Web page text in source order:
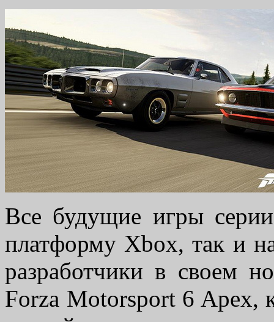
Все будущие игры
платформу Xbox, так и
разработчики в своем
Forza Motorsport 6 Apex,